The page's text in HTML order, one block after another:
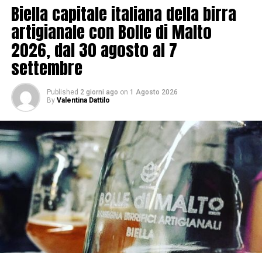
Biella capitale italiana della birra
artigianale con Bolle di Malto
2026, dal 30 agosto al 7
settembre
Published 2 giorni ago on 1 Agosto 2026
By Valentina Dattilo